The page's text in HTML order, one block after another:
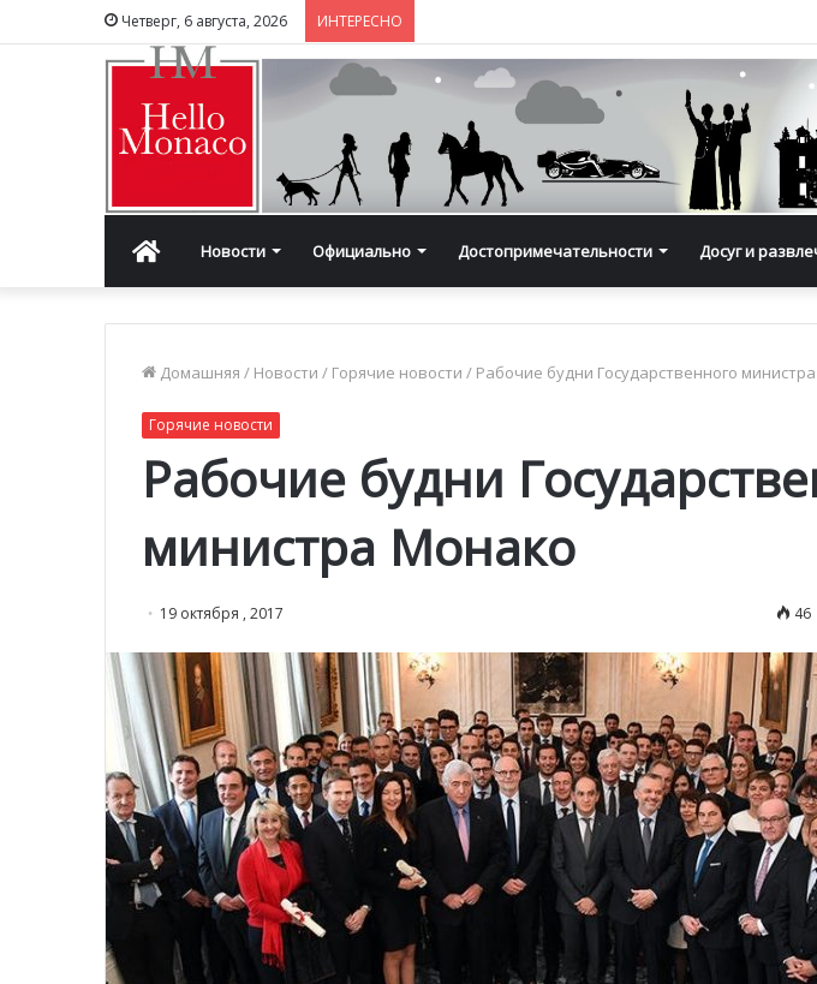
Четверг, 6 августа, 2026 ИНТЕРЕСНО
ГлавнаяНовости Официально Достопримечательности Досуг и
Домашняя / Новости / Горячие новости / Рабочие будни Государственного
Горячие новости
Рабочие будни
министра Монако
19 октября , 2017 46